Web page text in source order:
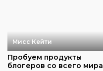
Мисс Кейти
Пробуем продукты
блогеров со всего мира